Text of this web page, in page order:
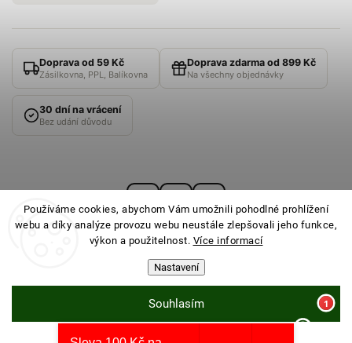
Používáme cookies, abychom Vám umožnili pohodlné prohlížení
webu a díky analýze provozu webu neustále zlepšovali jeho funkce,
výkon a použitelnost. Více informací
Nastavení
Souhlasím
Doprava od 59 Kč
Zásilkovna, PPL, Balíkovna
Doprava zdarma od 899 Kč
Na všechny objednávky
30 dní na vrácení
Bez udání důvodu
PONOŽKOVNA· Všechna práva vyhrazena ·
Nastavení cookies